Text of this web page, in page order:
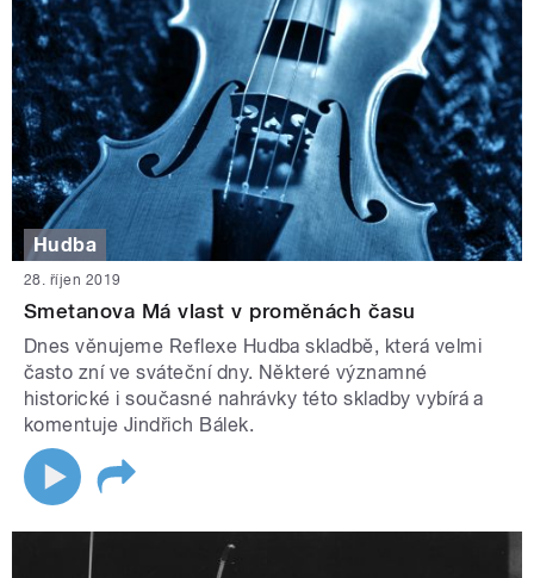
Hudba
28. říjen 2019
Smetanova Má vlast v proměnách času
Dnes věnujeme Reflexe Hudba skladbě, která velmi
často zní ve sváteční dny. Některé významné
historické i současné nahrávky této skladby vybírá a
komentuje Jindřich Bálek.